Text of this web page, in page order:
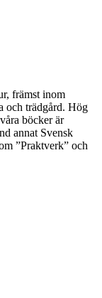
främst inom
och trädgård. Hög
böcker är
annat Svensk
”Praktverk” och